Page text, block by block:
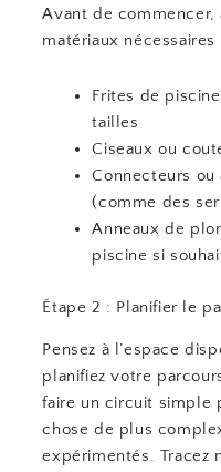
Avant de commencer,
matériaux nécessaires
Frites de
tailles
Ciseaux ou
Connecteurs
(comme des
Anneaux de
piscine si
Étape 2 : Planifier le
Pensez à l’espace
planifiez votre
faire un circuit simple
chose de plus
expérimentés. Tracez